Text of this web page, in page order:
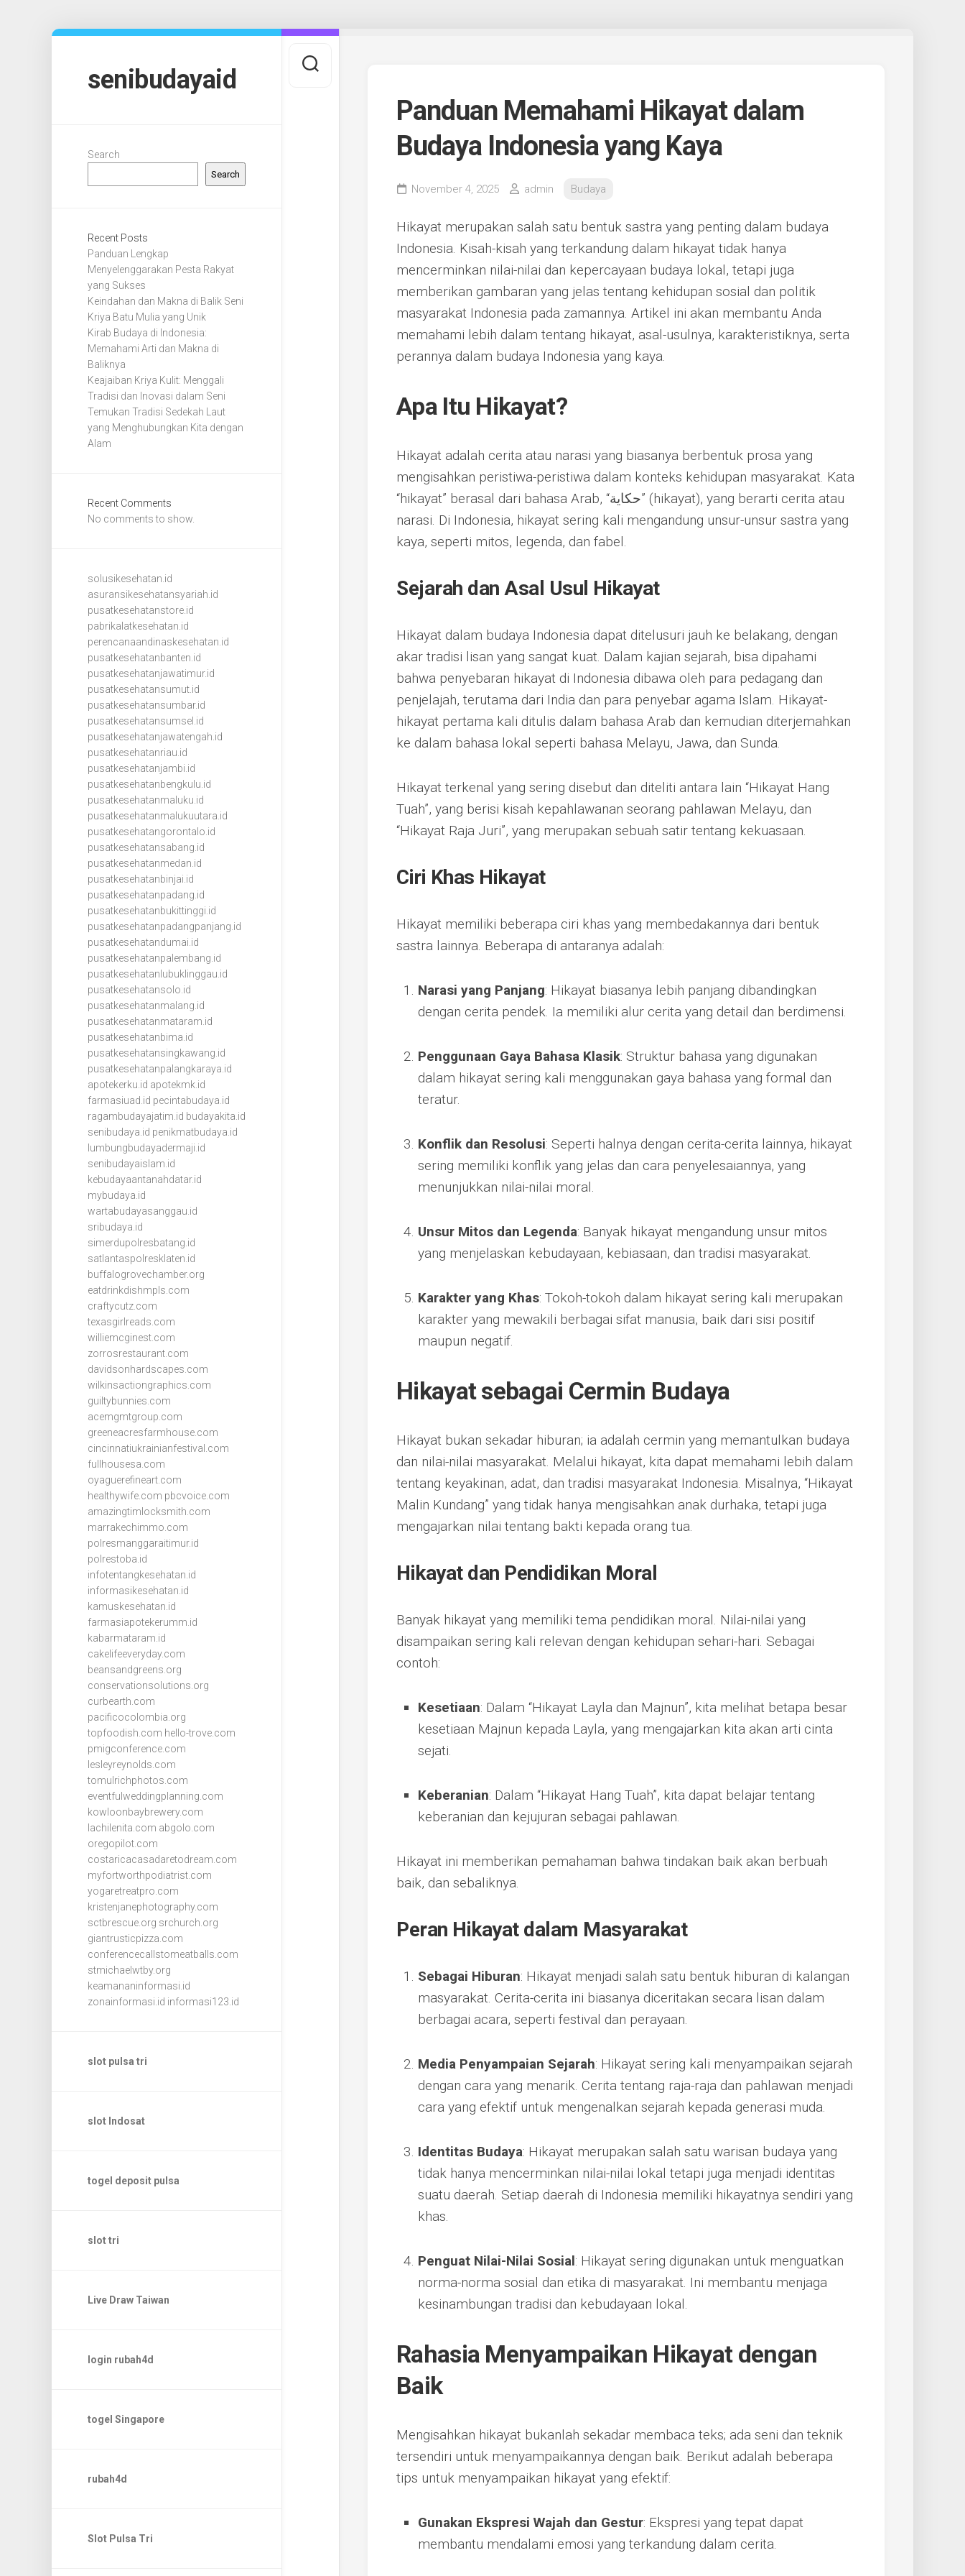
senibudayaid
Search
Search
Recent Posts
Panduan Lengkap
Menyelenggarakan Pesta Rakyat
yang Sukses
Keindahan dan Makna di Balik Seni
Kriya Batu Mulia yang Unik
Kirab Budaya di Indonesia:
Memahami Arti dan Makna di
Baliknya
Keajaiban Kriya Kulit: Menggali
Tradisi dan Inovasi dalam Seni
Temukan Tradisi Sedekah Laut
yang Menghubungkan Kita dengan
Alam
Recent Comments
No comments to show.
solusikesehatan.id
asuransikesehatansyariah.id
pusatkesehatanstore.id
pabrikalatkesehatan.id
perencanaandinaskesehatan.id
pusatkesehatanbanten.id
pusatkesehatanjawatimur.id
pusatkesehatansumut.id
pusatkesehatansumbar.id
pusatkesehatansumsel.id
pusatkesehatanjawatengah.id
pusatkesehatanriau.id
pusatkesehatanjambi.id
pusatkesehatanbengkulu.id
pusatkesehatanmaluku.id
pusatkesehatanmalukuutara.id
pusatkesehatangorontalo.id
pusatkesehatansabang.id
pusatkesehatanmedan.id
pusatkesehatanbinjai.id
pusatkesehatanpadang.id
pusatkesehatanbukittinggi.id
pusatkesehatanpadangpanjang.id
pusatkesehatandumai.id
pusatkesehatanpalembang.id
pusatkesehatanlubuklinggau.id
pusatkesehatansolo.id
pusatkesehatanmalang.id
pusatkesehatanmataram.id
pusatkesehatanbima.id
pusatkesehatansingkawang.id
pusatkesehatanpalangkaraya.id
apotekerku.id apotekmk.id
farmasiuad.id pecintabudaya.id
ragambudayajatim.id budayakita.id
senibudaya.id penikmatbudaya.id
lumbungbudayadermaji.id
senibudayaislam.id
kebudayaantanahdatar.id
mybudaya.id
wartabudayasanggau.id
sribudaya.id
simerdupolresbatang.id
satlantaspolresklaten.id
buffalogrovechamber.org
eatdrinkdishmpls.com
craftycutz.com
texasgirlreads.com
williemcginest.com
zorrosrestaurant.com
davidsonhardscapes.com
wilkinsactiongraphics.com
guiltybunnies.com
acemgmtgroup.com
greeneacresfarmhouse.com
cincinnatiukrainianfestival.com
fullhousesa.com
oyaguerefineart.com
healthywife.com pbcvoice.com
amazingtimlocksmith.com
marrakechimmo.com
polresmanggaraitimur.id
polrestoba.id
infotentangkesehatan.id
informasikesehatan.id
kamuskesehatan.id
farmasiapotekerumm.id
kabarmataram.id
cakelifeeveryday.com
beansandgreens.org
conservationsolutions.org
curbearth.com
pacificocolombia.org
topfoodish.com hello-trove.com
pmigconference.com
lesleyreynolds.com
tomulrichphotos.com
eventfulweddingplanning.com
kowloonbaybrewery.com
lachilenita.com abgolo.com
oregopilot.com
costaricacasadaretodream.com
myfortworthpodiatrist.com
yogaretreatpro.com
kristenjanephotography.com
sctbrescue.org srchurch.org
giantrusticpizza.com
conferencecallstomeatballs.com
stmichaelwtby.org
keamananinformasi.id
zonainformasi.id informasi123.id
slot pulsa tri
slot Indosat
togel deposit pulsa
slot tri
Live Draw Taiwan
login rubah4d
togel Singapore
rubah4d
Slot Pulsa Tri
Panduan Memahami Hikayat dalam
Budaya Indonesia yang Kaya
November 4, 2025 admin Budaya
Hikayat merupakan salah satu bentuk sastra yang penting dalam budaya
Indonesia. Kisah-kisah yang terkandung dalam hikayat tidak hanya
mencerminkan nilai-nilai dan kepercayaan budaya lokal, tetapi juga
memberikan gambaran yang jelas tentang kehidupan sosial dan politik
masyarakat Indonesia pada zamannya. Artikel ini akan membantu Anda
memahami lebih dalam tentang hikayat, asal-usulnya, karakteristiknya, serta
perannya dalam budaya Indonesia yang kaya.
Apa Itu Hikayat?
Hikayat adalah cerita atau narasi yang biasanya berbentuk prosa yang
mengisahkan peristiwa-peristiwa dalam konteks kehidupan masyarakat. Kata
“hikayat” berasal dari bahasa Arab, “حكاية” (hikayat), yang berarti cerita atau
narasi. Di Indonesia, hikayat sering kali mengandung unsur-unsur sastra yang
kaya, seperti mitos, legenda, dan fabel.
Sejarah dan Asal Usul Hikayat
Hikayat dalam budaya Indonesia dapat ditelusuri jauh ke belakang, dengan
akar tradisi lisan yang sangat kuat. Dalam kajian sejarah, bisa dipahami
bahwa penyebaran hikayat di Indonesia dibawa oleh para pedagang dan
penjelajah, terutama dari India dan para penyebar agama Islam. Hikayat-
hikayat pertama kali ditulis dalam bahasa Arab dan kemudian diterjemahkan
ke dalam bahasa lokal seperti bahasa Melayu, Jawa, dan Sunda.
Hikayat terkenal yang sering disebut dan diteliti antara lain “Hikayat Hang
Tuah”, yang berisi kisah kepahlawanan seorang pahlawan Melayu, dan
“Hikayat Raja Juri”, yang merupakan sebuah satir tentang kekuasaan.
Ciri Khas Hikayat
Hikayat memiliki beberapa ciri khas yang membedakannya dari bentuk
sastra lainnya. Beberapa di antaranya adalah:
Narasi yang Panjang: Hikayat biasanya lebih panjang dibandingkan
dengan cerita pendek. Ia memiliki alur cerita yang detail dan berdimensi.
Penggunaan Gaya Bahasa Klasik: Struktur bahasa yang digunakan
dalam hikayat sering kali menggunakan gaya bahasa yang formal dan
teratur.
Konflik dan Resolusi: Seperti halnya dengan cerita-cerita lainnya, hikayat
sering memiliki konflik yang jelas dan cara penyelesaiannya, yang
menunjukkan nilai-nilai moral.
Unsur Mitos dan Legenda: Banyak hikayat mengandung unsur mitos
yang menjelaskan kebudayaan, kebiasaan, dan tradisi masyarakat.
Karakter yang Khas: Tokoh-tokoh dalam hikayat sering kali merupakan
karakter yang mewakili berbagai sifat manusia, baik dari sisi positif
maupun negatif.
Hikayat sebagai Cermin Budaya
Hikayat bukan sekadar hiburan; ia adalah cermin yang memantulkan budaya
dan nilai-nilai masyarakat. Melalui hikayat, kita dapat memahami lebih dalam
tentang keyakinan, adat, dan tradisi masyarakat Indonesia. Misalnya, “Hikayat
Malin Kundang” yang tidak hanya mengisahkan anak durhaka, tetapi juga
mengajarkan nilai tentang bakti kepada orang tua.
Hikayat dan Pendidikan Moral
Banyak hikayat yang memiliki tema pendidikan moral. Nilai-nilai yang
disampaikan sering kali relevan dengan kehidupan sehari-hari. Sebagai
contoh:
Kesetiaan: Dalam “Hikayat Layla dan Majnun”, kita melihat betapa besar
kesetiaan Majnun kepada Layla, yang mengajarkan kita akan arti cinta
sejati.
Keberanian: Dalam “Hikayat Hang Tuah”, kita dapat belajar tentang
keberanian dan kejujuran sebagai pahlawan.
Hikayat ini memberikan pemahaman bahwa tindakan baik akan berbuah
baik, dan sebaliknya.
Peran Hikayat dalam Masyarakat
Sebagai Hiburan: Hikayat menjadi salah satu bentuk hiburan di kalangan
masyarakat. Cerita-cerita ini biasanya diceritakan secara lisan dalam
berbagai acara, seperti festival dan perayaan.
Media Penyampaian Sejarah: Hikayat sering kali menyampaikan sejarah
dengan cara yang menarik. Cerita tentang raja-raja dan pahlawan menjadi
cara yang efektif untuk mengenalkan sejarah kepada generasi muda.
Identitas Budaya: Hikayat merupakan salah satu warisan budaya yang
tidak hanya mencerminkan nilai-nilai lokal tetapi juga menjadi identitas
suatu daerah. Setiap daerah di Indonesia memiliki hikayatnya sendiri yang
khas.
Penguat Nilai-Nilai Sosial: Hikayat sering digunakan untuk menguatkan
norma-norma sosial dan etika di masyarakat. Ini membantu menjaga
kesinambungan tradisi dan kebudayaan lokal.
Rahasia Menyampaikan Hikayat dengan
Baik
Mengisahkan hikayat bukanlah sekadar membaca teks; ada seni dan teknik
tersendiri untuk menyampaikannya dengan baik. Berikut adalah beberapa
tips untuk menyampaikan hikayat yang efektif:
Gunakan Ekspresi Wajah dan Gestur: Ekspresi yang tepat dapat
membantu mendalami emosi yang terkandung dalam cerita.